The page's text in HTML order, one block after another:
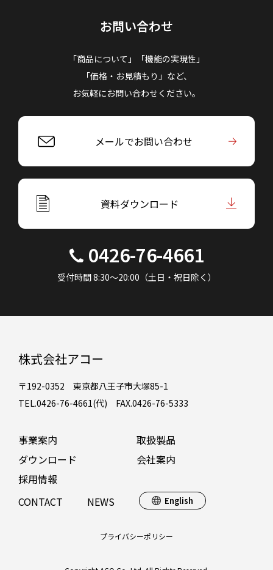
お問い合わせ
「商品について」「機能の実現性」
「価格・お見積もり」など、
お気軽にお問い合わせください。
メールでお問い合わせ
資料ダウンロード
0426-76-4661
受付時間 8:30～20:00（土日・祝日除く）
株式会社アコー
〒192-0352 東京都八王子市大塚85-1
TEL.0426-76-4661(代) FAX.0426-76-5333
事業案内
取扱製品
ダウンロード
会社案内
採用情報
CONTACT
NEWS English
プライバシーポリシー